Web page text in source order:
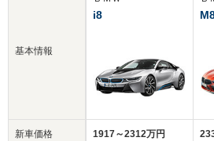
基本情報
新車価格
i8
1917～2312万円